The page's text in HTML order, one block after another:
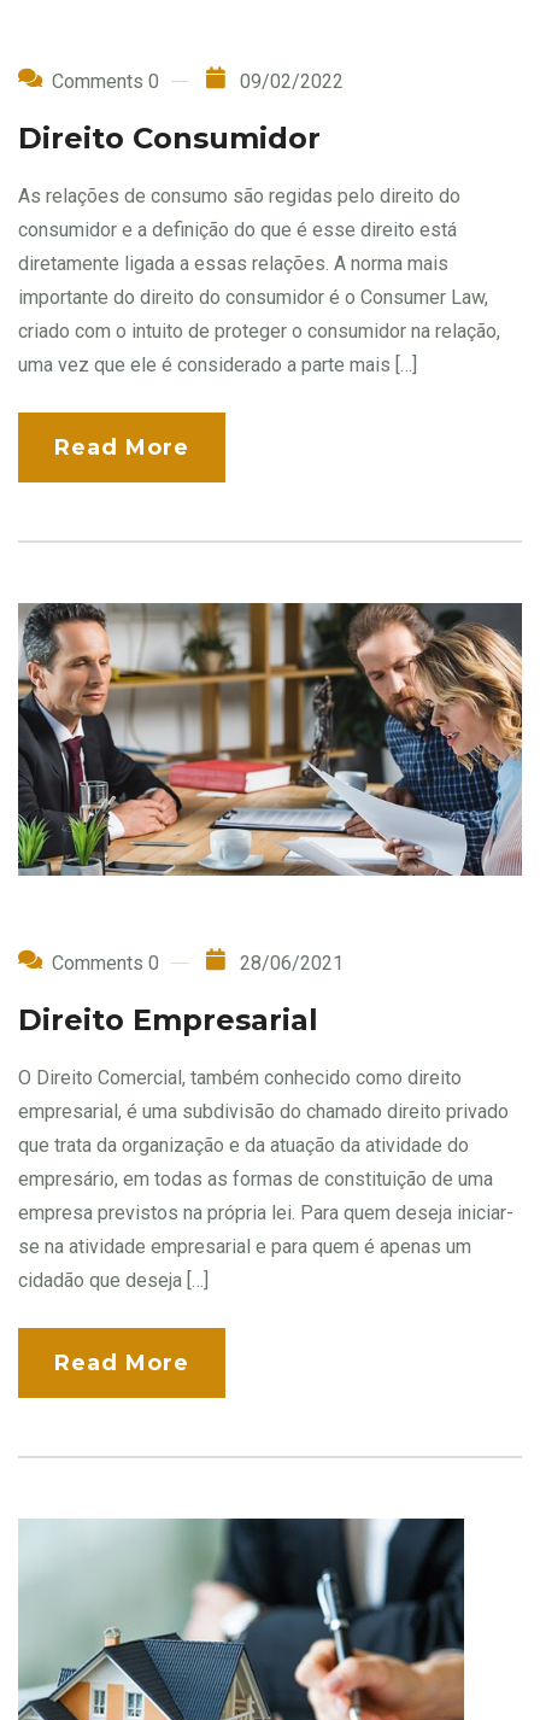
Comments 0 09/02/2022
Direito Consumidor
As relações de consumo são regidas pelo direito do
consumidor e a definição do que é esse direito está
diretamente ligada a essas relações. A norma mais
importante do direito do consumidor é o Consumer Law,
criado com o intuito de proteger o consumidor na relação,
uma vez que ele é considerado a parte mais […]
Read More
Comments 0 28/06/2021
Direito Empresarial
O Direito Comercial, também conhecido como direito
empresarial, é uma subdivisão do chamado direito privado
que trata da organização e da atuação da atividade do
empresário, em todas as formas de constituição de uma
empresa previstos na própria lei. Para quem deseja iniciar-
se na atividade empresarial e para quem é apenas um
cidadão que deseja […]
Read More